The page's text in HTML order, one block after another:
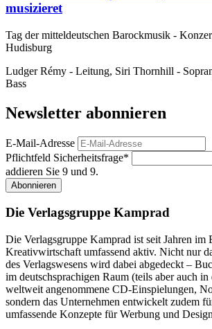
musizieret
Tag der mitteldeutschen Barockmusik -
Hudisburg
Ludger Rémy - Leitung, Siri Thornhill -
Bass
Newsletter abonnieren
E-Mail-Adresse
Pflichtfeld Sicherheitsfrage*
addieren Sie 9 und 9.
Abonnieren
Die Verlagsgruppe Kamprad
Die Verlagsgruppe Kamprad ist seit Jahren im
Kreativwirtschaft umfassend aktiv. Nicht nur
des Verlagswesens wird dabei abgedeckt –
im deutschsprachigen Raum (teils aber auch in
weltweit angenommene CD-Einspielungen,
sondern das Unternehmen entwickelt zudem
umfassende Konzepte für Werbung und